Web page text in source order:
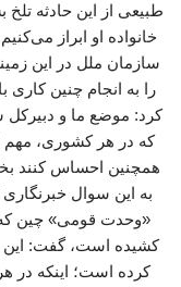
طبیعی از این حادثه
خانواده او ابراز
سازمان ملل در این
را به انجام چنین
کرد: موضع ما و دبیرکل
که در هر کشوری، مهم
همچنین احساس کنند
به این سوال
«وحدت قومی» چین که
کشیده است، گفت: این
کرده است؛ اینکه در